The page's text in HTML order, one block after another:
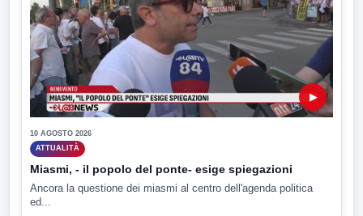
▶
10 AGOSTO 2026
ATTUALITÀ
Miasmi, - il popolo del ponte- esige spiegazioni
Ancora la questione dei miasmi al centro dell'agenda politica
ed...